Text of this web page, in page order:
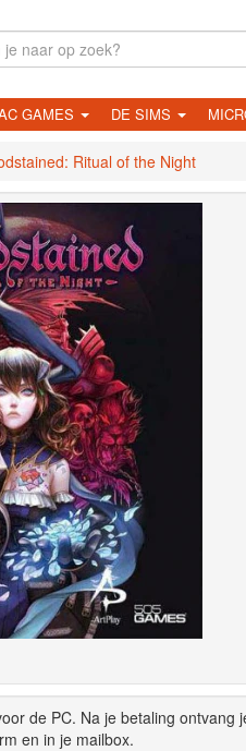
GAMES DE SIMS
Ritual of the Night
de PC. Na je betaling
en in je mailbox.